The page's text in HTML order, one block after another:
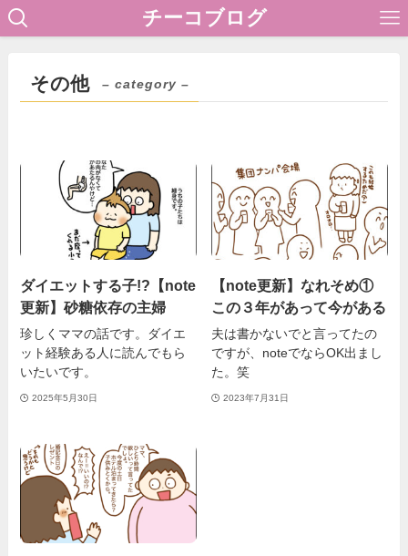
チーコブログ
その他 – category –
ダイエットする子!?【note
更新】砂糖依存の主婦
珍しくママの話です。ダイエ
ット経験ある人に読んでもら
いたいです。
2025年5月30日
【note更新】なれそめ①
この３年があって今がある
夫は書かないでと言ってたの
ですが、noteでならOK出まし
た。笑
2023年7月31日